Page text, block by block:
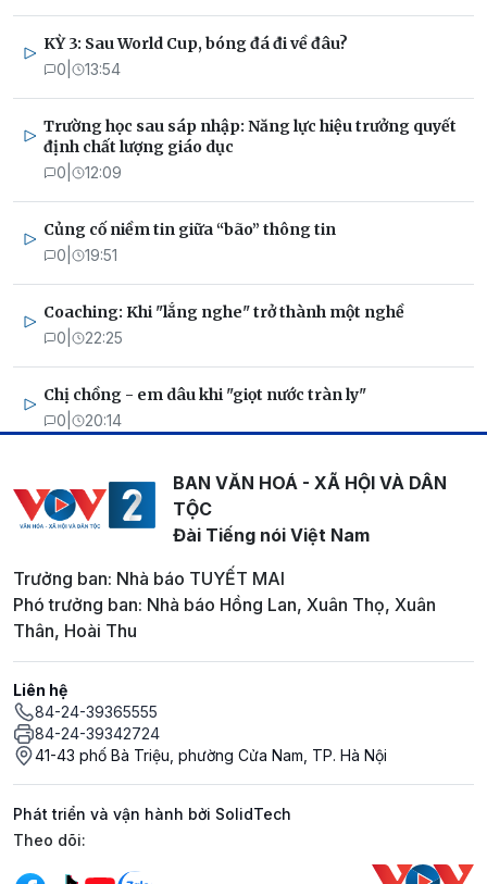
KỲ 3: Sau World Cup, bóng đá đi về đâu?
0 13:54
Trường học sau sáp nhập: Năng lực hiệu trưởng quyết
định chất lượng giáo dục
0 12:09
Củng cố niềm tin giữa “bão” thông tin
0 19:51
Coaching: Khi "lắng nghe" trở thành một nghề
0 22:25
Chị chồng - em dâu khi "giọt nước tràn ly"
0 20:14
BAN VĂN HOÁ - XÃ HỘI VÀ DÂN
TỘC
Đài Tiếng nói Việt Nam
Trưởng ban: Nhà báo TUYẾT MAI
Phó trưởng ban: Nhà báo Hồng Lan, Xuân Thọ, Xuân
Thân, Hoài Thu
Liên hệ
84-24-39365555
84-24-39342724
41-43 phố Bà Triệu, phường Cửa Nam, TP. Hà Nội
Phát triển và vận hành bởi SolidTech
Mạng xã hội
Theo dõi: